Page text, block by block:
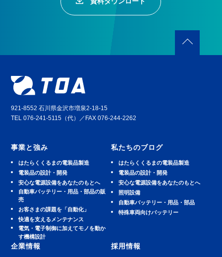
921-8552 石川県金沢市増泉2-18-15
TEL 076-241-5115（代）／FAX 076-244-2262
事業と強み
はたらくくるまの電装品製造
電装品の設計・開発
安⼼な電源設備をあなたのもとへ
⾃動⾞バッテリー・⽤品・部品の販
売
お客さまの課題を「自動化」
快適を⽀えるメンテナンス
電気・電子制御に加えてモノを動か
す機構設計
私たちのブログ
はたらくくるまの電装品製造
電装品の設計・開発
安⼼な電源設備をあなたのもとへ
照明設備
⾃動⾞バッテリー・⽤品・部品
特殊車両向けバッテリー
企業情報 採用情報